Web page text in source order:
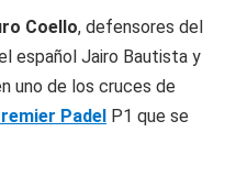
Coello, defensores del
español Jairo Bautista y
uno de los cruces de
Padel P1 que se